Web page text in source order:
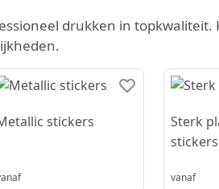
drukken in
stickers
Sterk
stickers
vanaf